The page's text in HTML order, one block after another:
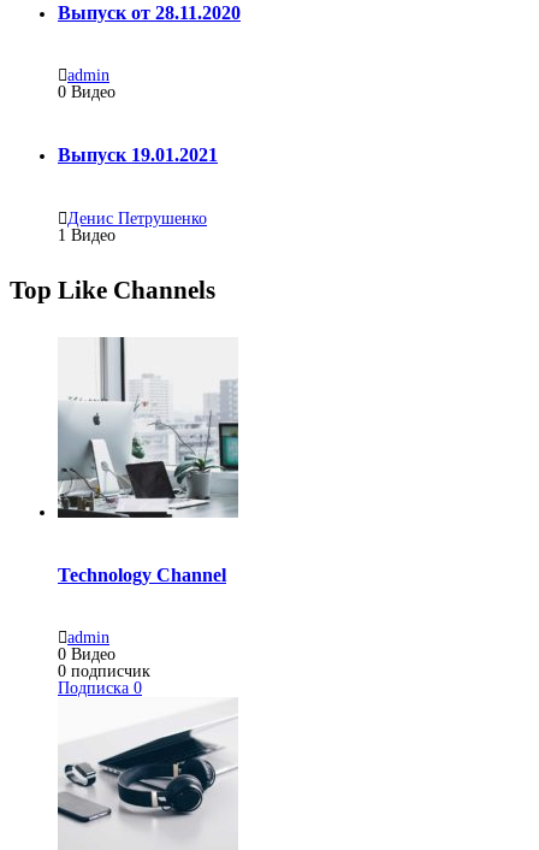
Выпуск от 28.11.2020
admin
0 Видео
Выпуск 19.01.2021
Денис Петрушенко
1 Видео
Top Like Channels
Technology Channel
admin
0 Видео
0 подписчик
Подписка 0